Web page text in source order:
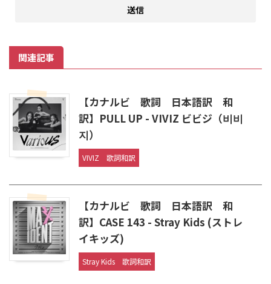
関連記事
【カナルビ 歌詞 日本語訳 和
訳】PULL UP - VIVIZ ビビジ（비비
지）
VIVIZ 歌詞和訳
【カナルビ 歌詞 日本語訳 和
訳】CASE 143 - Stray Kids (ストレ
イキッズ)
Stray Kids 歌詞和訳